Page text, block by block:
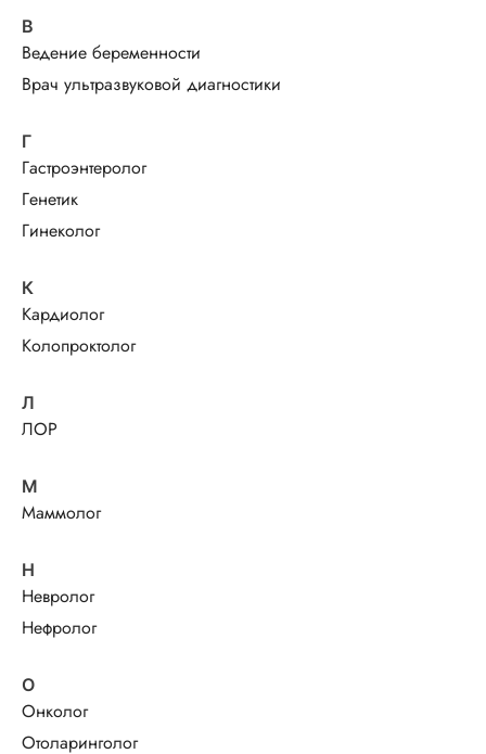
В
Ведение беременности
Врач ультразвуковой диагностики
Г
Гастроэнтеролог
Генетик
Гинеколог
К
Кардиолог
Колопроктолог
Л
ЛОР
М
Маммолог
Н
Невролог
Нефролог
О
Онколог
Отоларинголог